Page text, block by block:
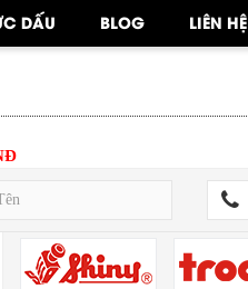
DẤU BLOG LIÊN HỆ